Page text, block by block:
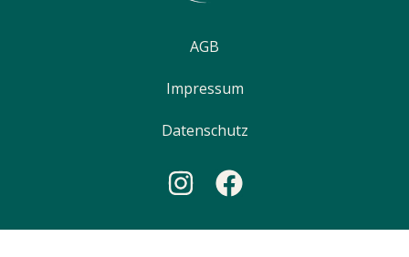
AGB
Impressum
Datenschutz